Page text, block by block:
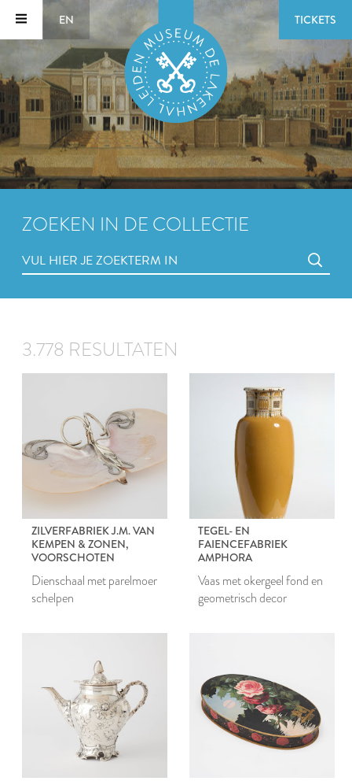
EN TICKETS
ZOEKEN IN DE COLLECTIE
3.778 RESULTATEN
ZILVERFABRIEK J.M. VAN
KEMPEN & ZONEN,
VOORSCHOTEN
Dienschaal met parelmoer
schelpen
TEGEL- EN
FAIENCEFABRIEK
AMPHORA
Vaas met okergeel fond en
geometrisch decor